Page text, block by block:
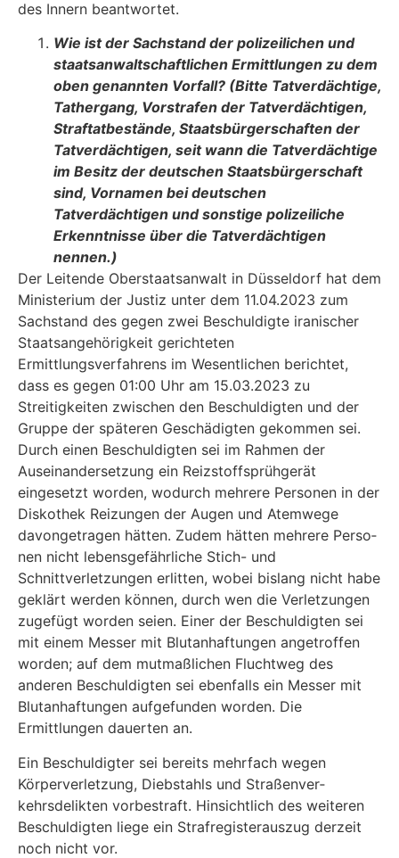
des Innern beantwortet.
Wie ist der Sachstand der polizeilichen und
staatsanwaltschaftlichen Ermittlungen zu dem
oben genannten Vorfall? (Bitte Tatverdächtige,
Tathergang, Vorstrafen der Tatverdächtigen,
Straftatbestände, Staatsbürgerschaften der
Tatverdächtigen, seit wann die Tatverdächtige
im Besitz der deutschen Staatsbürgerschaft
sind, Vornamen bei deutschen
Tatverdächtigen und sonstige polizeiliche
Erkenntnisse über die Tatverdächtigen
nennen.)
Der Leitende Oberstaatsanwalt in Düsseldorf hat dem
Ministerium der Justiz unter dem 11.04.2023 zum
Sachstand des gegen zwei Beschuldigte iranischer
Staatsangehörigkeit ge­richteten
Ermittlungsverfahrens im Wesentlichen berichtet,
dass es gegen 01:00 Uhr am 15.03.2023 zu
Streitigkeiten zwischen den Beschuldigten und der
Gruppe der späteren Ge­schädigten gekommen sei.
Durch einen Beschuldigten sei im Rahmen der
Auseinanderset­zung ein Reizstoffsprühgerät
eingesetzt worden, wodurch mehrere Personen in der
Diskothek Reizungen der Augen und Atemwege
davongetragen hätten. Zudem hätten mehrere Perso­
nen nicht lebensgefährliche Stich- und
Schnittverletzungen erlitten, wobei bislang nicht habe
geklärt werden können, durch wen die Verletzungen
zugefügt worden seien. Einer der Be­schuldigten sei
mit einem Messer mit Blutanhaftungen angetroffen
worden; auf dem mutmaß­lichen Fluchtweg des
anderen Beschuldigten sei ebenfalls ein Messer mit
Blutanhaftungen aufgefunden worden. Die
Ermittlungen dauerten an.
Ein Beschuldigter sei bereits mehrfach wegen
Körperverletzung, Diebstahls und Straßenver­
kehrsdelikten vorbestraft. Hinsichtlich des weiteren
Beschuldigten liege ein Strafregisterauszug derzeit
noch nicht vor.